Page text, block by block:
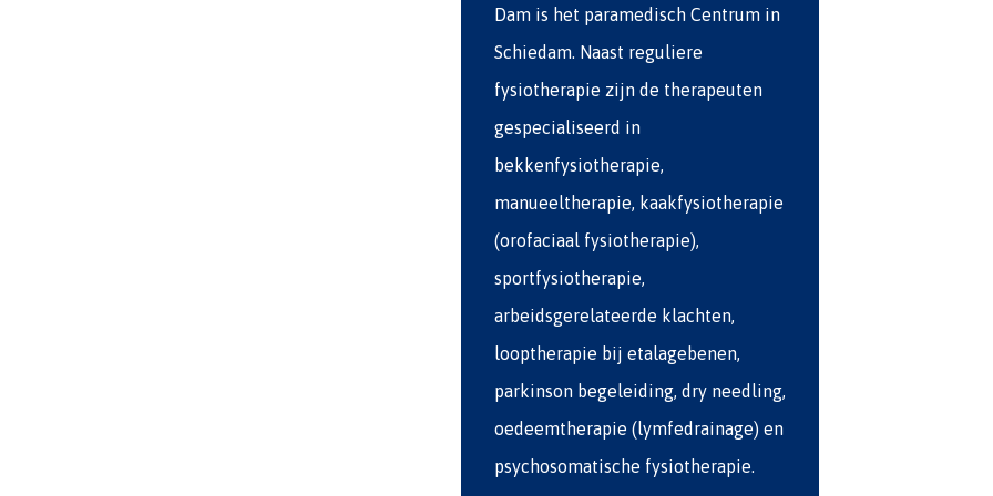
Dam is het paramedisch Centrum in
Schiedam. Naast reguliere
fysiotherapie zijn de therapeuten
gespecialiseerd in
bekkenfysiotherapie,
manueeltherapie, kaakfysiotherapie
(orofaciaal fysiotherapie),
sportfysiotherapie,
arbeidsgerelateerde klachten,
looptherapie bij etalagebenen,
parkinson begeleiding, dry needling,
oedeemtherapie (lymfedrainage) en
psychosomatische fysiotherapie.